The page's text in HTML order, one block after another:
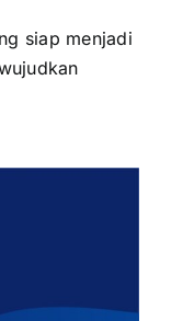
siap menjadi